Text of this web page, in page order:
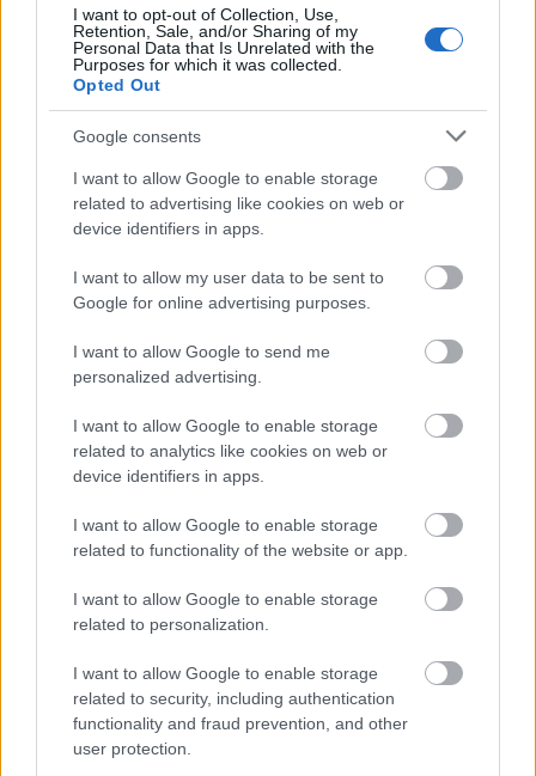
I want to opt-out of Collection, Use,
Retention, Sale, and/or Sharing of my
Personal Data that Is Unrelated with the
Purposes for which it was collected.
Opted Out
Google consents
I want to allow Google to enable storage
related to advertising like cookies on web or
device identifiers in apps.
I want to allow my user data to be sent to
Google for online advertising purposes.
I want to allow Google to send me
personalized advertising.
I want to allow Google to enable storage
related to analytics like cookies on web or
device identifiers in apps.
I want to allow Google to enable storage
related to functionality of the website or app.
I want to allow Google to enable storage
related to personalization.
I want to allow Google to enable storage
related to security, including authentication
functionality and fraud prevention, and other
user protection.
Υπάρχει ακόμη και φαρμακείο και αστυνομικό
τμήμα – όλα όσα θα περίμενε κανείς να βρει σε ένα
αγροτικό ισπανικό χωριό.
βρίσκεται στην καρδιά του αποθεματικού
βιόσφαιρας Meseta Ibérica της UNESCO.
Το Salto de Castro έχει επίσης εκπληκτική θέα στον
ποταμό Duoro και έχει περίπου 135 ημέρες
ηλιοφάνειας το χρόνο!